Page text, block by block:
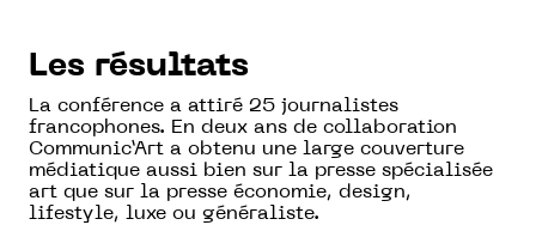
Les résultats
La conférence a attiré 25 journalistes
francophones. En deux ans de collaboration
Communic’Art a obtenu une large couverture
médiatique aussi bien sur la presse spécialisée
art que sur la presse économie, design,
lifestyle, luxe ou généraliste.